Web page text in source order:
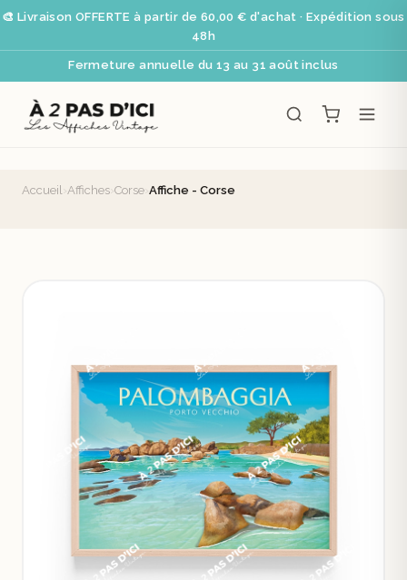
🎨 Livraison OFFERTE à partir de 60,00 € d'achat · Expédition sous
48h
Fermeture annuelle du 13 au 31 août inclus
Accueil Affiches Corse Affiche - Corse